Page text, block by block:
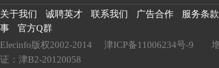
关于我们
诚聘英才 联系我们 广告合作
服务条款
事
官方Q群
Elecinfo版权2002-2014
津ICP备11006234号-9
证：津B2-20120058